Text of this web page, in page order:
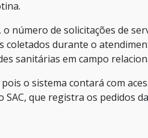
o número de solicitações de
coletados durante o
sanitárias em campo
o sistema contará com
que registra os pedidos